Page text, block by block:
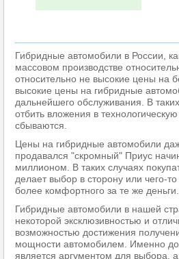
Гибридные автомобили в России,
массовом производстве
относительно не высокие цены на
высокие цены на гибридные
дальнейшего обслуживания. В
отбить вложения в
сбываются.
Цены на гибридные автомобили
продавался "скромный" Приус
миллионом. В таких случаях
делает выбор в сторону или чего-
более комфортного за те же деньги.
Гибридные автомобили в нашей
некоторой эксклюзивностью и
возможностью достижения
мощности автомобилем. Именно
является аргументом для выбора,